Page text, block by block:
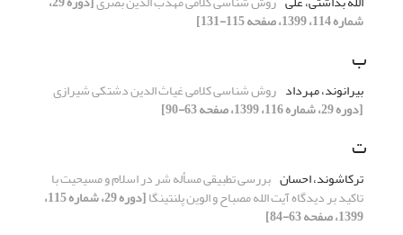
شماره 114، 1399، صفحه 115-131]
ب
بیرانوند، مهرداد روش شناسی کلامی غیاث الدین دشتکی شیرازی
[دوره 29، شماره 116، 1399، صفحه 63-90]
ت
ترکاشوند، احسان بررسی تطبیقی مسأله شر در اسلام و مسیحیت با
تاکید بر دیدگاه آیت الله مصباح و الوین پلنتینگا [دوره 29، شماره 115،
1399، صفحه 63-84]